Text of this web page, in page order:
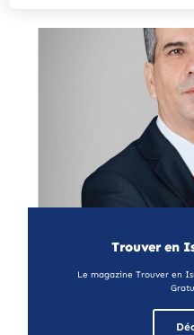
Trouver en
Le magazine Trouver en